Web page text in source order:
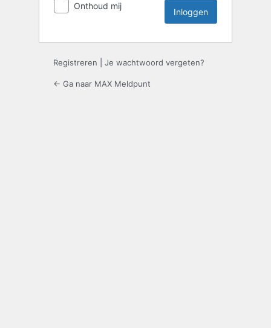
Onthoud mij
Registreren Je wachtwoord vergeten?
← Ga naar MAX Meldpunt